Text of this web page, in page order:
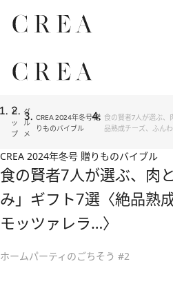
ト
ッ
プ
グ
ル
メ
CREA 2024年冬号 贈
りものバイブル
食の賢者7人が選ぶ、
品熟成チーズ、ふん
CREA 2024年冬号 贈りものバイブル
食の賢者7人が選ぶ、肉
み」ギフト7選〈絶品熟
モッツァレラ…〉
ホームパーティのごちそう #2